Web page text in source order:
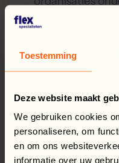
Toestemming
Deze website maakt
We gebruiken cookies
personaliseren, om
en om ons
informatie over uw